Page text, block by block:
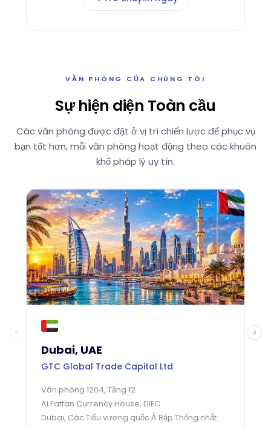
VĂN PHÒNG CỦA CHÚNG TÔI
Sự hiện diện Toàn cầu
Các văn phòng được đặt ở vị trí chiến lược để phục vụ
bạn tốt hơn, mỗi văn phòng hoạt động theo các khuôn
khổ pháp lý uy tín.
Dubai, UAE
GTC Global Trade Capital Ltd
Văn phòng 1204, Tầng 12
Al Fattan Currency House, DIFC
Dubai, Các Tiểu vương quốc Ả Rập Thống nhất